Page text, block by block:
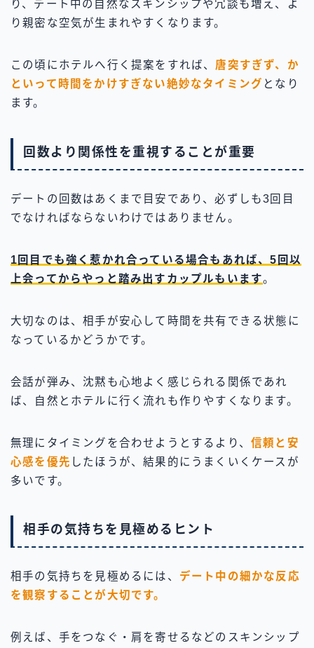
り、デート中の自然なスキンシップや冗談も増え、よ
り親密な空気が生まれやすくなります。
この頃にホテルへ行く提案をすれば、 唐突すぎず、か
といって時間をかけすぎない絶妙なタイミング となり
ます。
回数より関係性を重視することが重要
デートの回数はあくまで目安であり、必ずしも3回目
でなければならないわけではありません。
1回目でも強く惹かれ合っている場合もあれば、5回以
上会ってからやっと踏み出すカップルもいます。
大切なのは、相手が安心して時間を共有できる状態に
なっているかどうかです。
会話が弾み、沈黙も心地よく感じられる関係であれ
ば、自然とホテルに行く流れも作りやすくなります。
無理にタイミングを合わせようとするより、 信頼と安
心感を優先 したほうが、結果的にうまくいくケースが
多いです。
相手の気持ちを見極めるヒント
相手の気持ちを見極めるには、 デート中の細かな反応
を観察することが大切です。
例えば、手をつなぐ・肩を寄せるなどのスキンシップ